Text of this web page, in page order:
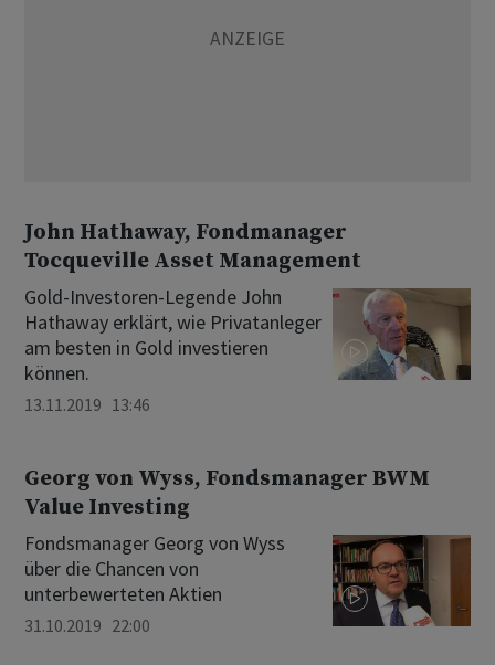
John Hathaway, Fondmanager
Tocqueville Asset Management
Gold-Investoren-Legende John
Hathaway erklärt, wie Privatanleger
am besten in Gold investieren
können.
13.11.2019 13:46
Georg von Wyss, Fondsmanager BWM
Value Investing
Fondsmanager Georg von Wyss
über die Chancen von
unterbewerteten Aktien
31.10.2019 22:00